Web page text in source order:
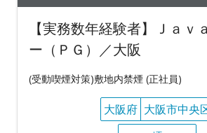
【実務数年経験者】Ｊａｖ
ー（ＰＧ）／大阪
(受動喫煙対策)敷地内禁煙 (正社員)
大阪府 大阪市中央